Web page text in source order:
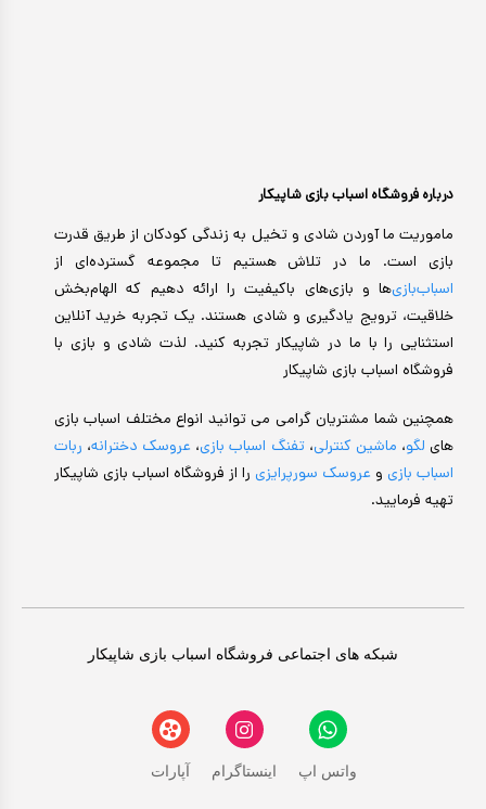
درباره فروشگاه اسباب بازی شاپیکار
ماموریت ما آوردن شادی و تخیل به زندگی کودکان از طریق قدرت
بازی است. ما در تلاش هستیم تا مجموعه گسترده‌ای از
اسباب‌بازی‌ها و بازی‌های باکیفیت را ارائه دهیم که الهام‌بخش
خلاقیت، ترویج یادگیری و شادی هستند. یک تجربه خرید آنلاین
استثنایی را با ما در شاپیکار تجربه کنید. لذت شادی و بازی با
فروشگاه اسباب بازی شاپیکار
همچنین شما مشتریان گرامی می توانید انواع مختلف اسباب بازی
های لگو، ماشین کنترلی،تفنگ اسباب بازی، عروسک دخترانه، ربات
اسباب بازی و عروسک سورپرایزی را از فروشگاه اسباب بازی شاپیکار
تهیه فرمایید.
شبکه های اجتماعی فروشگاه اسباب بازی شاپیکار
واتس اپ اینستاگرام آپارات